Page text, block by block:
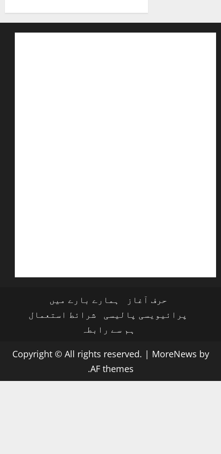
حرف آغاز
ہمارے بارے میں
پرائیویسی پالیسی
شرائط استعمال
ہم سے رابطہ
Copyright © All rights reserved. | MoreNews by
AF themes.